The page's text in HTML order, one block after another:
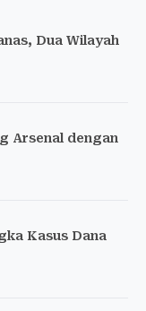
Dua Wilayah
Arsenal dengan
Kasus Dana